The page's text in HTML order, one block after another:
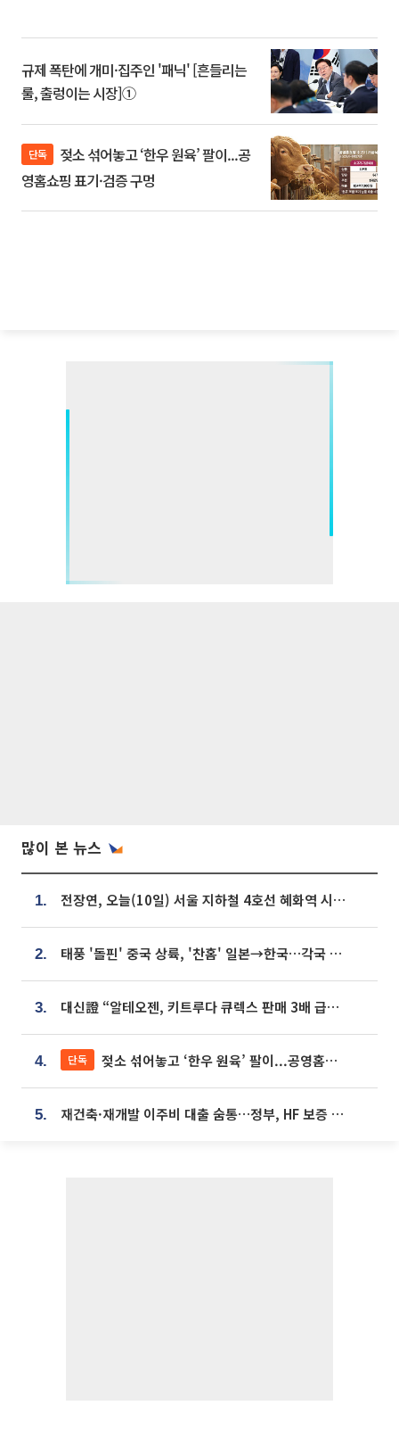
규제 폭탄에 개미·집주인 '패닉' [흔들리는
룰, 출렁이는 시장]①
단독
영홈쇼핑 표기·검증 구멍
많이 본 뉴스
1. 전장연, 오늘(10일) 서울 지하철 4호선 혜화역 시위…1호선 용산역 무정차
2. 태풍 '돌핀' 중국 상륙, '찬홈' 일본→한국…각국 기상청 예상 경로는?
3. 대신證 “알테오젠, 키트루다 큐렉스 판매 3배 급증…목표가 41만원 상향”
4. 단독 젖소 섞어놓고 ‘한우 원육’ 팔이...공영홈쇼핑 표기·검증 구멍
5. 재건축·재개발 이주비 대출 숨통…정부, HF 보증 신설 추진